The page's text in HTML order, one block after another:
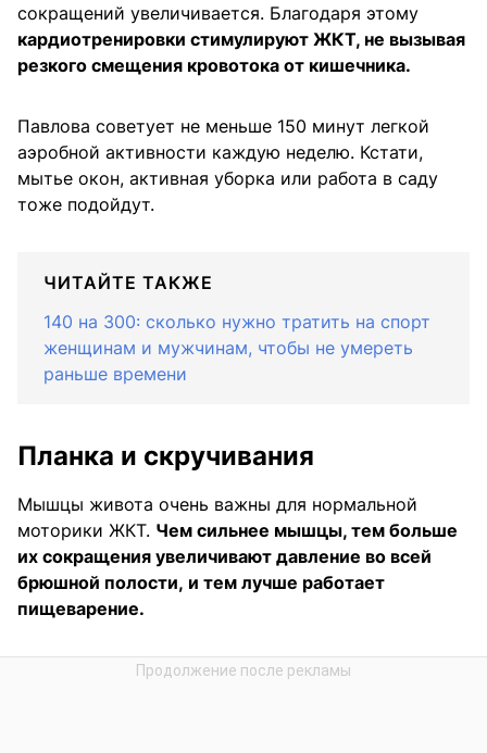
сокращений увеличивается. Благодаря этому
кардиотренировки стимулируют ЖКТ, не вызывая
резкого смещения кровотока от кишечника.
Павлова советует не меньше 150 минут легкой
аэробной активности каждую неделю. Кстати,
мытье окон, активная уборка или работа в саду
тоже подойдут.
ЧИТАЙТЕ ТАКЖЕ
140 на 300: сколько нужно тратить на спорт
женщинам и мужчинам, чтобы не умереть
раньше времени
Планка и скручивания
Мышцы живота очень важны для нормальной
моторики ЖКТ. Чем сильнее мышцы, тем больше
их сокращения увеличивают давление во всей
брюшной полости, и тем лучше работает
пищеварение.